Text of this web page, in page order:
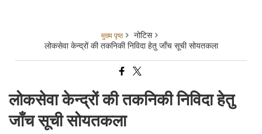
मुख्य पृष्ठ
नोटिस
लोकसेवा केन्द्रों की तकनिकी निविदा हेतु जाँच सूची सोयतकला
लोकसेवा केन्द्रों की तकनिकी निविदा हेतु
जाँच सूची सोयतकला